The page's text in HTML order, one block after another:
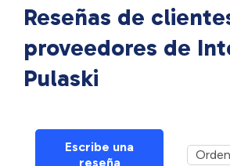
Reseñas de
proveedores de
Pulaski
Escribe una
reseña